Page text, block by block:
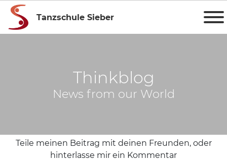
Tanzschule Sieber
Thinkblog
News from our World
Teile meinen Beitrag mit deinen Freunden, oder
hinterlasse mir ein Kommentar